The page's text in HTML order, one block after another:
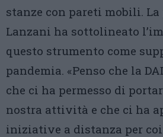
stanze con pareti mobili. La
Lanzani ha sottolineato
questo strumento come
pandemia. «Penso che la
che ci ha permesso di
nostra attività e che ci ha
iniziative a distanza per